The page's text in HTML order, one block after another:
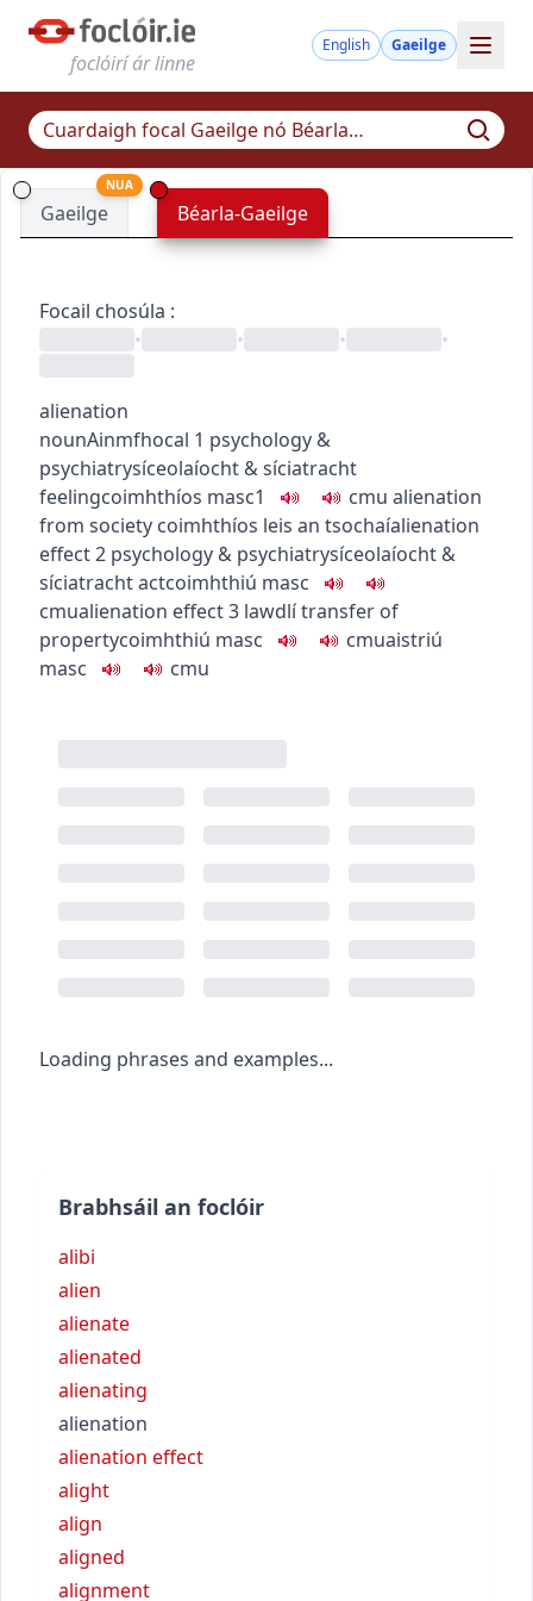
foclóirí ár linne
English Gaeilge
Gaeilge
NUA
Béarla-Gaeilge
Focail chosúla :
•
• • •
alienation
nounAinmfhocal 1 psychology &
psychiatrysíceolaíocht & síciatracht
feelingcoimhthíos masc1 cmu alienation
from society coimhthíos leis an tsochaíalienation
effect2 psychology & psychiatrysíceolaíocht &
síciatrachtactcoimhthiú masc
cmualienation effect3 lawdlítransfer of
propertycoimhthiú masc cmuaistriú
masc
cmu
Loading phrases and examples...
Brabhsáil an foclóir
alibi
alien
alienate
alienated
alienating
alienation
alienation effect
alight
align
aligned
alignment